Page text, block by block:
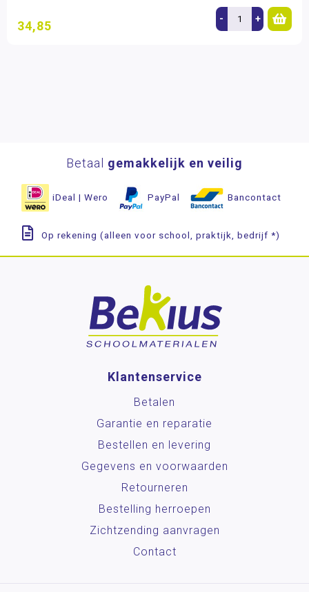
34,85 - +
Betaal gemakkelijk en veilig
iDeal | Wero PayPal Bancontact
Op rekening (alleen voor school, praktijk, bedrijf *)
Klantenservice
Betalen
Garantie en reparatie
Bestellen en levering
Gegevens en voorwaarden
Retourneren
Bestelling herroepen
Zichtzending aanvragen
Contact